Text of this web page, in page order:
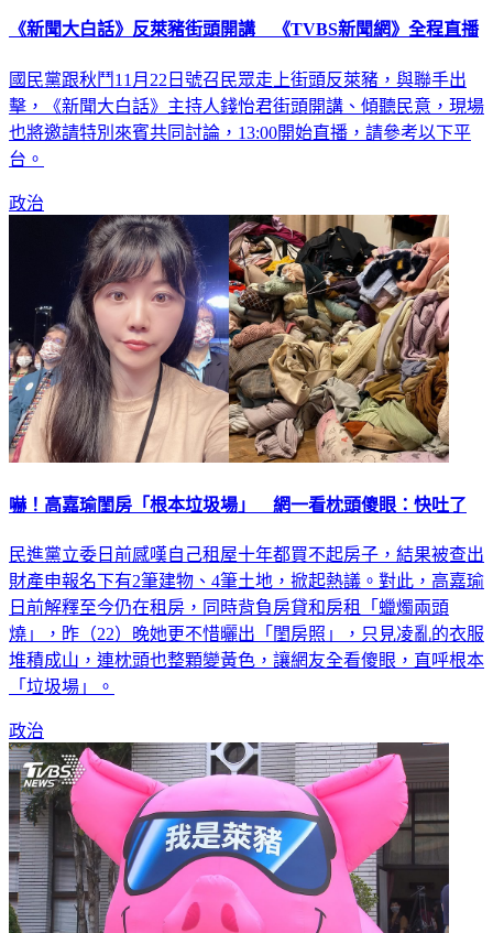
《新聞大白話》反萊豬街頭開講 《TVBS新聞網》全程直播
國民黨跟秋鬥11月22日號召民眾走上街頭反萊豬，與聯手出
擊，《新聞大白話》主持人錢怡君街頭開講、傾聽民意，現場
也將邀請特別來賓共同討論，13:00開始直播，請參考以下平
台。
政治
嚇！高嘉瑜閨房「根本垃圾場」 網一看枕頭傻眼：快吐了
民進黨立委日前感嘆自己租屋十年都買不起房子，結果被查出
財產申報名下有2筆建物、4筆土地，掀起熱議。對此，高嘉瑜
日前解釋至今仍在租房，同時背負房貸和房租「蠟燭兩頭
燒」，昨（22）晚她更不惜曬出「閨房照」，只見凌亂的衣服
堆積成山，連枕頭也整顆變黃色，讓網友全看傻眼，直呼根本
「垃圾場」。
政治